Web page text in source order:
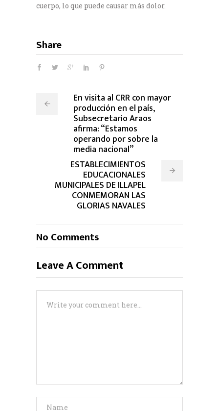
cuerpo, lo que puede causar más dolor.
Share
En visita al CRR con mayor
producción en el país,
Subsecretario Araos
afirma: “Estamos
operando por sobre la
media nacional”
ESTABLECIMIENTOS
EDUCACIONALES
MUNICIPALES DE ILLAPEL
CONMEMORAN LAS
GLORIAS NAVALES
No Comments
Leave A Comment